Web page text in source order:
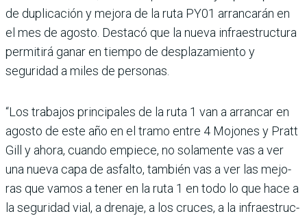
de dupli­cación y mejora de la ruta PY01 arrancarán en
el mes de agosto. Destacó que la nueva infraestructura
permitirá ganar en tiempo de despla­zamiento y
seguridad a miles de personas.
“Los trabajos principa­les de la ruta 1 van a arran­car en
agosto de este año en el tramo entre 4 Mojones y Pratt
Gill y ahora, cuando empiece, no solamente vas a ver
una nueva capa de asfalto, también vas a ver las mejo­
ras que vamos a tener en la ruta 1 en todo lo que hace a
la seguridad vial, a drenaje, a los cruces, a la infraestruc­